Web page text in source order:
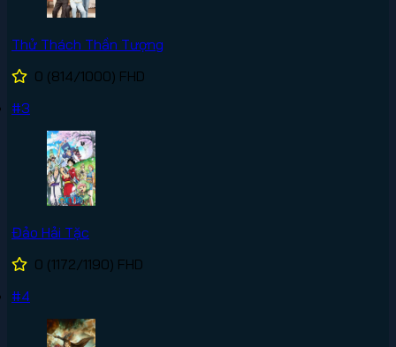
Thử Thách Thần Tượng
0 (814/1000) FHD
#3
Đảo Hải Tặc
0 (1172/1190) FHD
#4